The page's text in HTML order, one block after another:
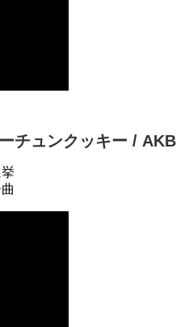
チュンクッキー /